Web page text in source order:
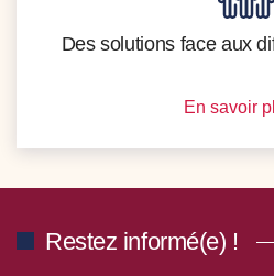
Des solutions face aux
En savoir
Restez informé(e) !